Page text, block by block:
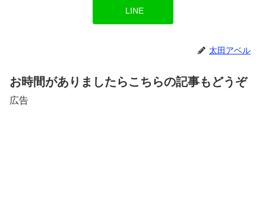
LINE
太田アベル
お時間がありましたらこちらの記事もどうぞ
広告